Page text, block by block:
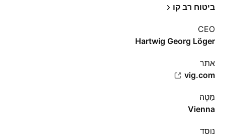
ביטוח רב קו
CEO
Hartwig Georg Löger
אתר‏
vig.com
מַטֶה
Vienna
נוסד